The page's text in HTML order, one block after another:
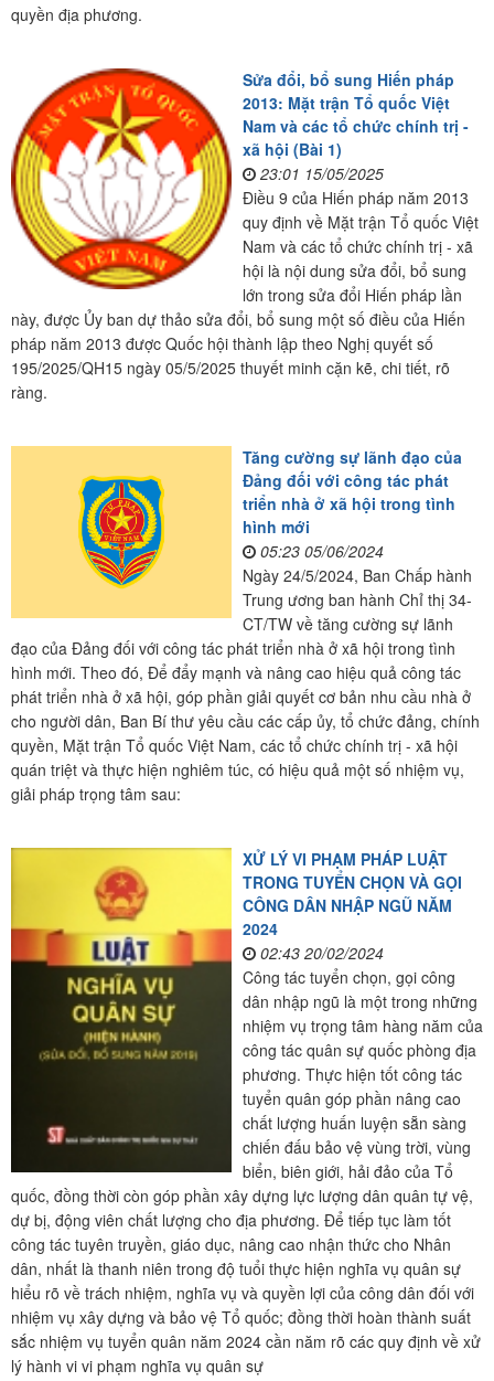
quyền địa phương.
Sửa đổi, bổ sung Hiến pháp
2013: Mặt trận Tổ quốc Việt
Nam và các tổ chức chính trị -
xã hội (Bài 1)
23:01 15/05/2025
Điều 9 của Hiến pháp năm 2013
quy định về Mặt trận Tổ quốc Việt
Nam và các tổ chức chính trị - xã
hội là nội dung sửa đổi, bổ sung
lớn trong sửa đổi Hiến pháp lần
này, được Ủy ban dự thảo sửa đổi, bổ sung một số điều của Hiến
pháp năm 2013 được Quốc hội thành lập theo Nghị quyết số
195/2025/QH15 ngày 05/5/2025 thuyết minh cặn kẽ, chi tiết, rõ
ràng.
Tăng cường sự lãnh đạo của
Đảng đối với công tác phát
triển nhà ở xã hội trong tình
hình mới
05:23 05/06/2024
Ngày 24/5/2024, Ban Chấp hành
Trung ương ban hành Chỉ thị 34-
CT/TW về tăng cường sự lãnh
đạo của Đảng đối với công tác phát triển nhà ở xã hội trong tình
hình mới. Theo đó, Để đẩy mạnh và nâng cao hiệu quả công tác
phát triển nhà ở xã hội, góp phần giải quyết cơ bản nhu cầu nhà ở
cho người dân, Ban Bí thư yêu cầu các cấp ủy, tổ chức đảng, chính
quyền, Mặt trận Tổ quốc Việt Nam, các tổ chức chính trị - xã hội
quán triệt và thực hiện nghiêm túc, có hiệu quả một số nhiệm vụ,
giải pháp trọng tâm sau:
XỬ LÝ VI PHẠM PHÁP LUẬT
TRONG TUYỂN CHỌN VÀ GỌI
CÔNG DÂN NHẬP NGŨ NĂM
2024
02:43 20/02/2024
Công tác tuyển chọn, gọi công
dân nhập ngũ là một trong những
nhiệm vụ trọng tâm hàng năm của
công tác quân sự quốc phòng địa
phương. Thực hiện tốt công tác
tuyển quân góp phần nâng cao
chất lượng huấn luyện sẵn sàng
chiến đấu bảo vệ vùng trời, vùng
biển, biên giới, hải đảo của Tổ
quốc, đồng thời còn góp phần xây dựng lực lượng dân quân tự vệ,
dự bị, động viên chất lượng cho địa phương. Để tiếp tục làm tốt
công tác tuyên truyền, giáo dục, nâng cao nhận thức cho Nhân
dân, nhất là thanh niên trong độ tuổi thực hiện nghĩa vụ quân sự
hiểu rõ về trách nhiệm, nghĩa vụ và quyền lợi của công dân đối với
nhiệm vụ xây dựng và bảo vệ Tổ quốc; đồng thời hoàn thành suất
sắc nhiệm vụ tuyển quân năm 2024 cần năm rõ các quy định về xử
lý hành vi vi phạm nghĩa vụ quân sự